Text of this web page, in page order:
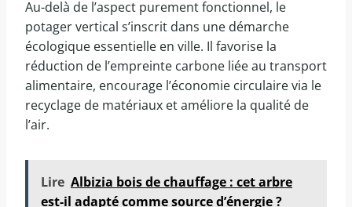
Au-delà de l’aspect purement fonctionnel, le
potager vertical s’inscrit dans une démarche
écologique essentielle en ville. Il favorise la
réduction de l’empreinte carbone liée au transport
alimentaire, encourage l’économie circulaire via le
recyclage de matériaux et améliore la qualité de
l’air.
Lire Albizia bois de chauffage : cet arbre
est-il adapté comme source d’énergie ?